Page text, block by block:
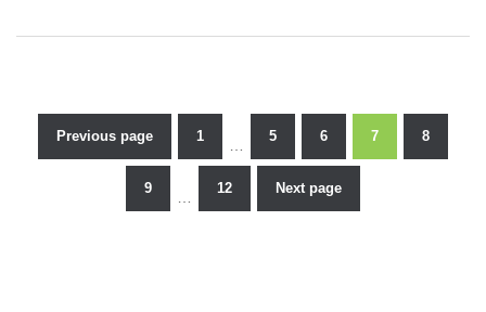
Posts
Previous page 1 5 6 7 8
9 12 Next page